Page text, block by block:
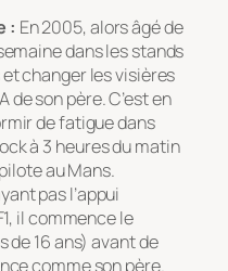
: En 2005, alors âgé de
dans les stands
changer les visières
de son père. C’est en
de fatigue dans
à 3 heures du matin
au Mans.
pas l’appui
il commence le
de 16 ans) avant de
comme son père.